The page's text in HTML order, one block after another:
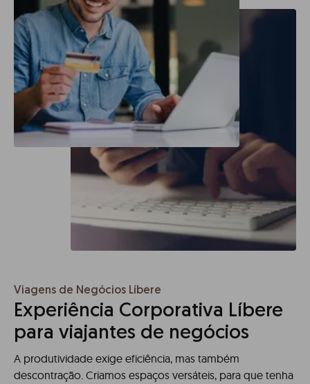
Viagens de Negócios Líbere
Experiência Corporativa Líbere
para viajantes de negócios
A produtividade exige eficiência, mas também
descontração. Criamos espaços versáteis, para que tenha